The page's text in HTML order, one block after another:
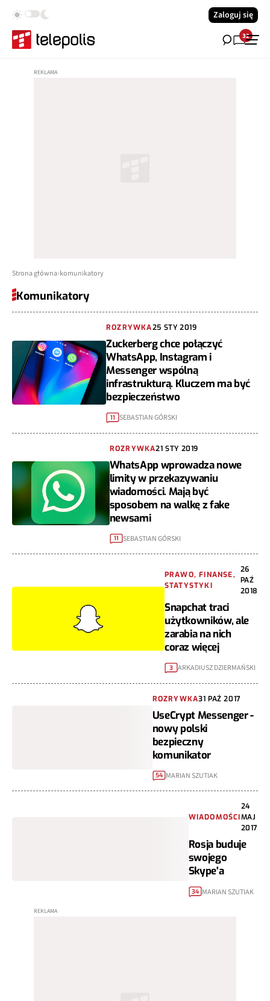
Zaloguj się
32
Strona główna komunikatory
Komunikatory
ROZRYWKA25 STY 2019
Zuckerberg chce połączyć
WhatsApp, Instagram i
Messenger wspólną
infrastrukturą. Kluczem ma być
bezpieczeństwo
11 SEBASTIAN GÓRSKI
ROZRYWKA21 STY 2019
WhatsApp wprowadza nowe
limity w przekazywaniu
wiadomości. Mają być
sposobem na walkę z fake
newsami
11 SEBASTIAN GÓRSKI
PRAWO, FINANSE,
STATYSTYKI
26
PAŹ
2018
Snapchat traci
użytkowników, ale
zarabia na nich
coraz więcej
3 ARKADIUSZ DZIERMAŃSKI
ROZRYWKA31 PAŹ 2017
UseCrypt Messenger -
nowy polski
bezpieczny
komunikator
54 MARIAN SZUTIAK
WIADOMOŚCI
24
MAJ
2017
Rosja buduje
swojego
Skype'a
34 MARIAN SZUTIAK